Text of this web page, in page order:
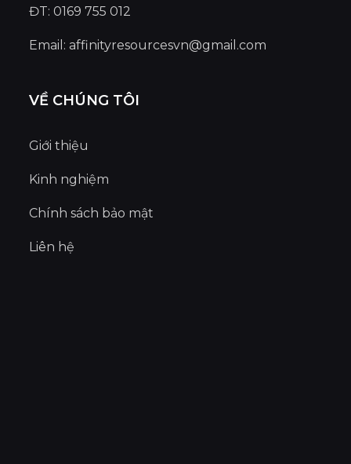
ĐT: 0169 755 012
Email:affinityresourcesvn@gmail.com
VỀ CHÚNG TÔI
Giới thiệu
Kinh nghiệm
Chính sách bảo mật
Liên hệ